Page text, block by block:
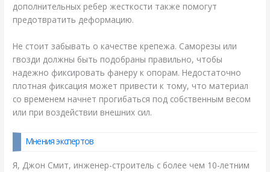
дополнительных ребер жесткости также помогут
предотвратить деформацию.
Не стоит забывать о качестве крепежа. Саморезы или
гвозди должны быть подобраны правильно, чтобы
надежно фиксировать фанеру к опорам. Недостаточно
плотная фиксация может привести к тому, что материал
со временем начнет прогибаться под собственным весом
или при воздействии внешних сил.
Мнения экспертов
Я, Джон Смит, инженер-строитель с более чем 10-летним